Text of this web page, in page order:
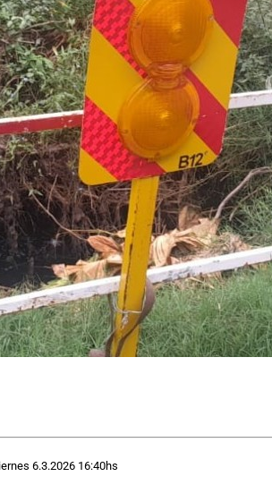
6.3.2026 16:40hs